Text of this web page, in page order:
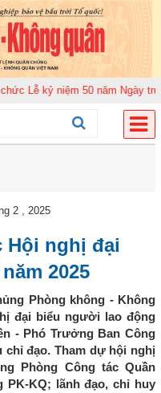
niệm 50 năm Ngày truyền
2 , 2025
Hội nghị đại
2025
Phòng không - Không
đại biểu người lao động
- Phó Trưởng Ban Công
chỉ đạo. Tham dự hội nghị
Phòng Công tác Quần
PK-KQ; lãnh đạo, chỉ huy